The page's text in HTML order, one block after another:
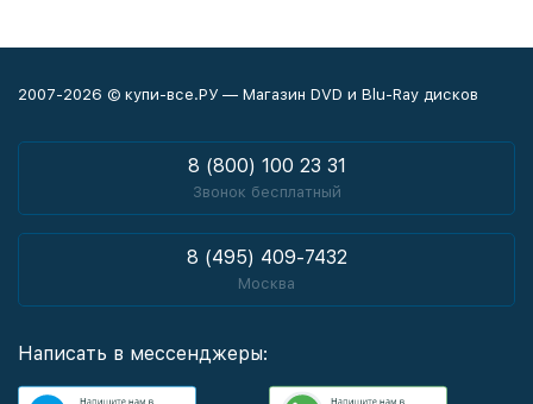
2007-2026 © купи-все.РУ — Магазин DVD и Blu-Ray дисков
8 (800) 100 23 31
Звонок бесплатный
8 (495) 409-7432
Москва
Написать в мессенджеры: